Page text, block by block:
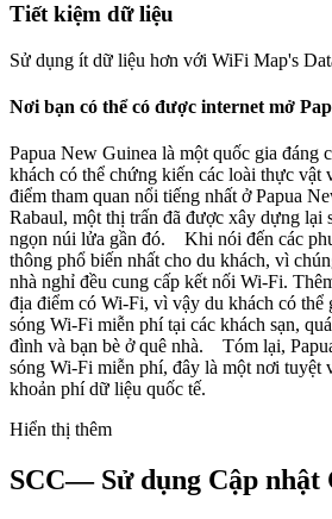
Tiết kiệm dữ liệu
Sử dụng ít dữ liệu hơn với WiFi Map's
Nơi bạn có thể có được internet mở
Papua New Guinea là một quốc gia
khách có thể chứng kiến các loài thực
điểm tham quan nổi tiếng nhất ở Papua
Rabaul, một thị trấn đã được xây dựng lại
ngọn núi lửa gần đó. Khi nói đến các
thông phổ biến nhất cho du khách, vì
nhà nghỉ đều cung cấp kết nối Wi-Fi.
địa điểm có Wi-Fi, vì vậy du khách có thể
sóng Wi-Fi miễn phí tại các khách sạn,
đình và bạn bè ở quê nhà. Tóm lại,
sóng Wi-Fi miễn phí, đây là một nơi tuyệt
khoản phí dữ liệu quốc tế.
Hiển thị thêm
SCC— Sử dụng Cập nhật